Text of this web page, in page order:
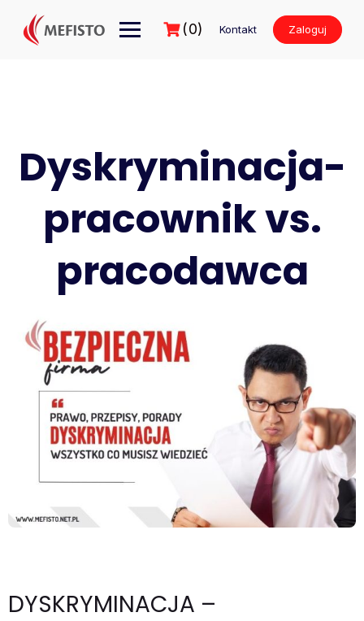
treści
(0) Kontakt Zaloguj
Dyskryminacja-
pracownik vs.
pracodawca
DYSKRYMINACJA –